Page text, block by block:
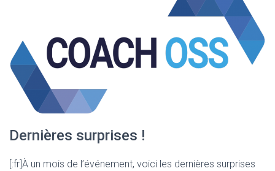
Dernières surprises !
[:fr]À un mois de l’événement, voici les dernières surprises